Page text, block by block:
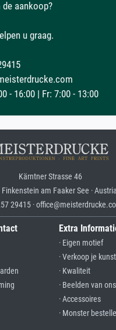
de aankoop?
u graag.
- 16:00 | Fr: 7:00 - 13:00
Kärntner Strasse 46
am Faaker See · Austria
29415 ·
Extra
· Eigen motief
· Verkoop je kunst
· Kwaliteit
· Beelden van
· Accessoires
· Monster